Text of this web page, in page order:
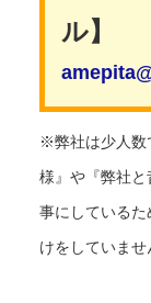
ル】
※弊社は少人数
様』や『弊社
事にしている
けをしていませ